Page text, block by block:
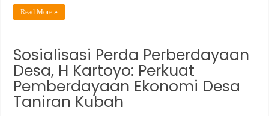
Read More »
Sosialisasi Perda Perberdayaan
Desa, H Kartoyo: Perkuat
Pemberdayaan Ekonomi Desa
Taniran Kubah